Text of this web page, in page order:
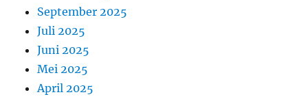
September 2025
Juli 2025
Juni 2025
Mei 2025
April 2025